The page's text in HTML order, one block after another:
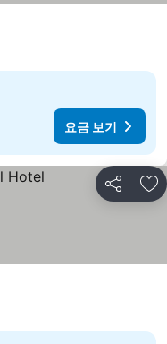
요금 보기
공유 즐